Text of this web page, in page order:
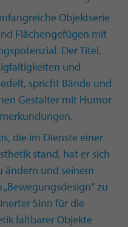
Objektserie
Flächengefügen mit
Der Titel,
und
spricht Bände und
Gestalter mit Humor
die im Dienste einer
stand, hat er sich
ändern und seinem
zu
Sinn für die
faltbarer Objekte